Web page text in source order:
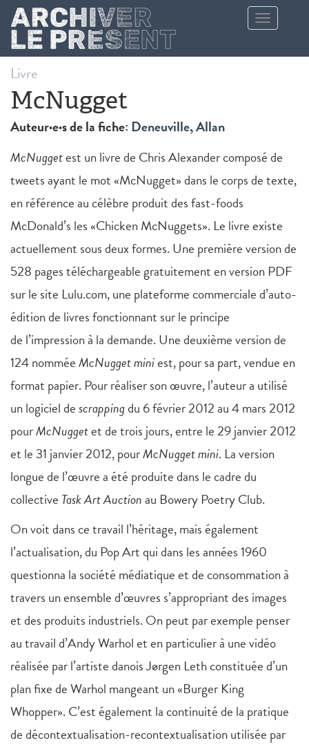
Aller au contenu principal
Toggle
navigation
Livre
McNugget
Auteur·e·s de la fiche: Deneuville, Allan
McNuggetest un livre de Chris Alexander composé de
tweets ayant le mot «McNugget» dans le corps de texte,
en référence au célèbre produit des fast-foods
McDonald’s les «Chicken McNuggets». Le livre existe
actuellement sous deux formes. Une première version de
528 pages téléchargeable gratuitement en version PDF
sur le site Lulu.com, une plateforme commerciale d’auto-
édition de livres fonctionnant sur le principe
de l’impression à la demande. Une deuxième version de
124 nomméeMcNugget miniest, pour sa part, vendue en
format papier. Pour réaliser son œuvre, l’auteur a utilisé
un logiciel descrappingdu 6 février 2012 au 4 mars 2012
pourMcNuggetet de trois jours, entre le 29 janvier 2012
et le 31 janvier 2012, pourMcNugget mini. La version
longue de l’œuvre a été produite dans le cadre du
collective Task Art Auctionau Bowery Poetry Club.
On voit dans ce travail l’héritage, mais également
l’actualisation, du Pop Art qui dans les années 1960
questionna la société médiatique et de consommation à
travers un ensemble d’œuvres s’appropriant des images
et des produits industriels. On peut par exemple penser
au travail d’Andy Warhol et en particulier à une vidéo
réalisée par l’artiste danois Jørgen Leth constituée d’un
plan fixe de Warhol mangeant un «Burger King
Whopper». C’est également la continuité de la pratique
de décontextualisation-recontextualisation utilisée par